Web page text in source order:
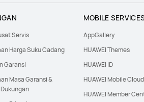
Servis
Harga Suku Cadang
Garansi
Masa Garansi &
MOBILE
AppGallery
HUAWEI Themes
HUAWEI ID
HUAWEI Mobile Cloud
HUAWEI Member